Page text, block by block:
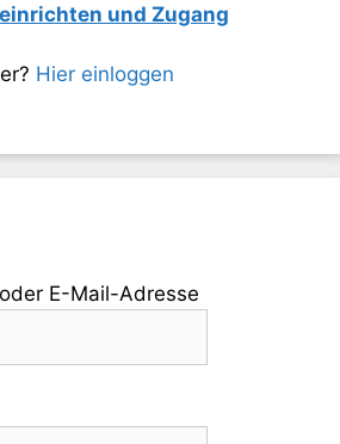
und Zugang
Hier einloggen
E-Mail-Adresse